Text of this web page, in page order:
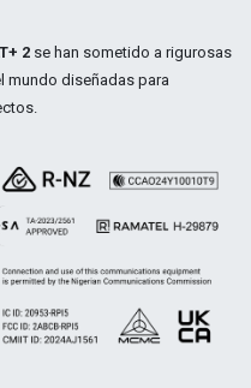
2 se han sometido a rigurosas
mundo diseñadas para